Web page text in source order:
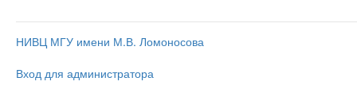
НИВЦ МГУ имени М.В. Ломоносова
Вход для администратора